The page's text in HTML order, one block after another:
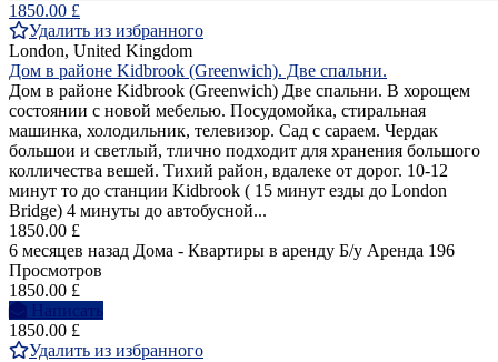
1850.00 £
Удалить из избранного
London, United Kingdom
Дом в районе Kidbrook (Greenwich). Две спальни.
Дом в районе Kidbrook (Greenwich) Две спальни. В хорощем
состоянии с новой мебелью. Посудомойка, стиральная
машинка, холодильник, телевизор. Сад с сараем. Чердак
большои и светлый, тлично подходит для хранения большого
колличества вешей. Тихий район, вдалеке от дорог. 10-12
минут то до станции Kidbrook ( 15 минут езды до London
Bridge) 4 минуты до автобусной...
1850.00 £
6 месяцев назад Дома - Квартиры в аренду Б/у Аренда 196
Просмотров
1850.00 £
Написать
1850.00 £
Удалить из избранного